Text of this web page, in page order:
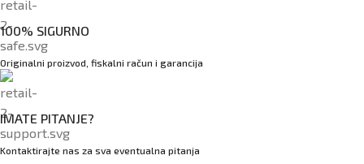
100% SIGURNO
Originalni proizvod, fiskalni račun i garancija
IMATE PITANJE?
Kontaktirajte nas za sva eventualna pitanja